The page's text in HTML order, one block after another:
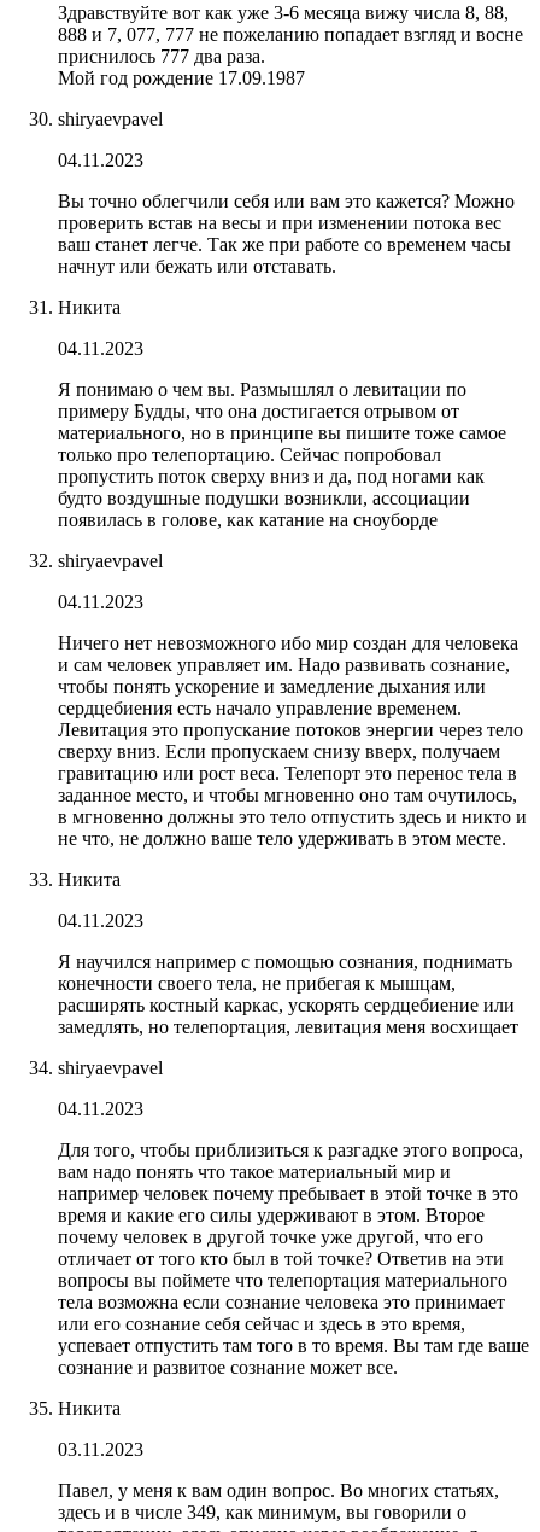
Здравствуйте вот как уже 3-6 месяца вижу числа 8, 88,
888 и 7, 077, 777 не пожеланию попадает взгляд и восне
приснилось 777 два раза.
Мой год рождение 17.09.1987
shiryaevpavel
04.11.2023
Вы точно облегчили себя или вам это кажется? Можно
проверить встав на весы и при изменении потока вес
ваш станет легче. Так же при работе со временем часы
начнут или бежать или отставать.
Никита
04.11.2023
Я понимаю о чем вы. Размышлял о левитации по
примеру Будды, что она достигается отрывом от
материального, но в принципе вы пишите тоже самое
только про телепортацию. Сейчас попробовал
пропустить поток сверху вниз и да, под ногами как
будто воздушные подушки возникли, ассоциации
появилась в голове, как катание на сноуборде
shiryaevpavel
04.11.2023
Ничего нет невозможного ибо мир создан для человека
и сам человек управляет им. Надо развивать сознание,
чтобы понять ускорение и замедление дыхания или
сердцебиения есть начало управление временем.
Левитация это пропускание потоков энергии через тело
сверху вниз. Если пропускаем снизу вверх, получаем
гравитацию или рост веса. Телепорт это перенос тела в
заданное место, и чтобы мгновенно оно там очутилось,
в мгновенно должны это тело отпустить здесь и никто и
не что, не должно ваше тело удерживать в этом месте.
Никита
04.11.2023
Я научился например с помощью сознания, поднимать
конечности своего тела, не прибегая к мышцам,
расширять костный каркас, ускорять сердцебиение или
замедлять, но телепортация, левитация меня восхищает
shiryaevpavel
04.11.2023
Для того, чтобы приблизиться к разгадке этого вопроса,
вам надо понять что такое материальный мир и
например человек почему пребывает в этой точке в это
время и какие его силы удерживают в этом. Второе
почему человек в другой точке уже другой, что его
отличает от того кто был в той точке? Ответив на эти
вопросы вы поймете что телепортация материального
тела возможна если сознание человека это принимает
или его сознание себя сейчас и здесь в это время,
успевает отпустить там того в то время. Вы там где ваше
сознание и развитое сознание может все.
Никита
03.11.2023
Павел, у меня к вам один вопрос. Во многих статьях,
здесь и в числе 349, как минимум, вы говорили о